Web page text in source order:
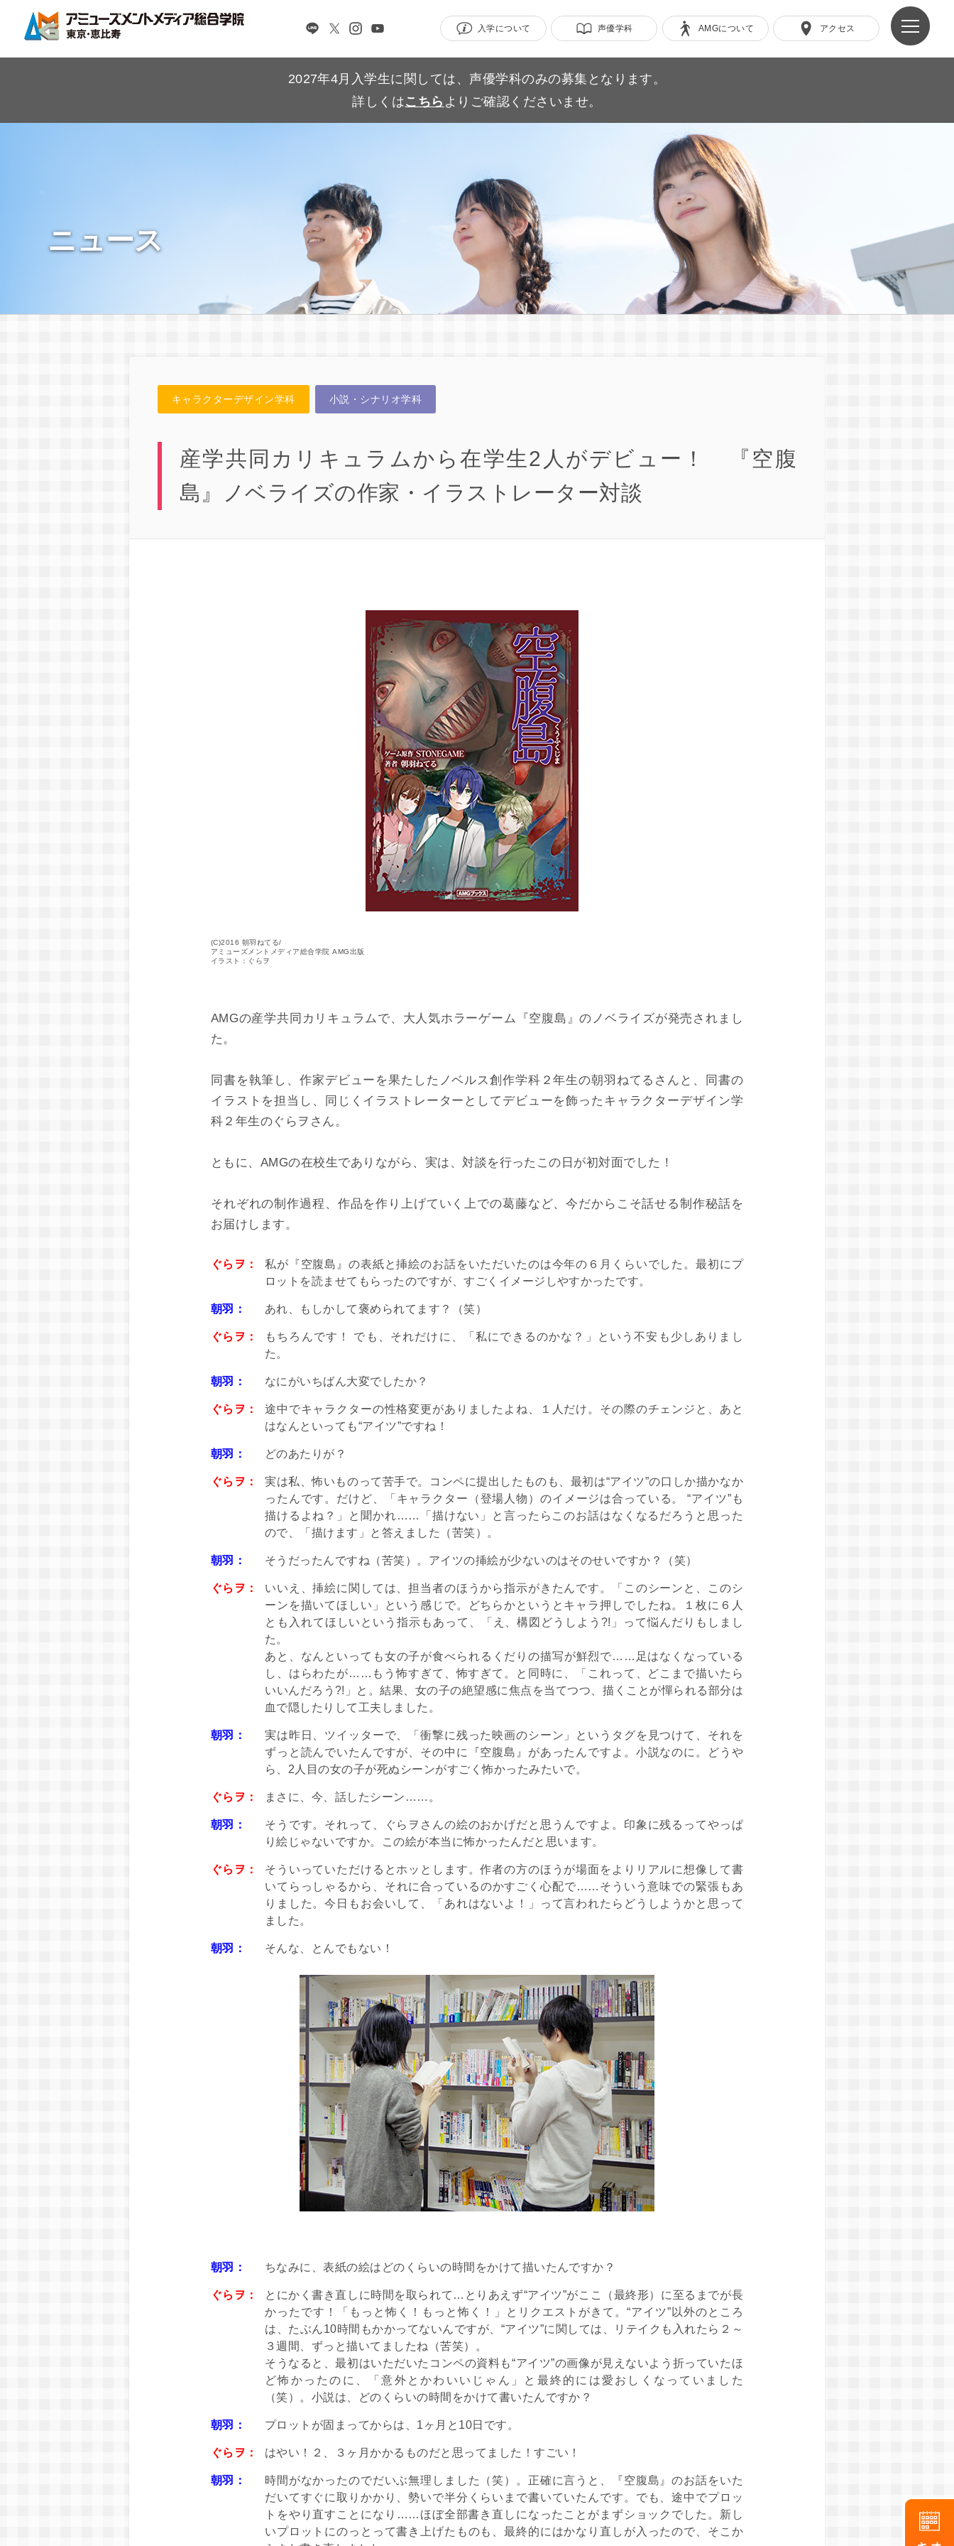
入学について 声優学科 AMGについて アクセス
2027年4月入学生に関しては、声優学科のみの募集となります。
詳しくはこちら よりご確認くださいませ。
ニュース
キャラクターデザイン学科 小説・シナリオ学科
産学共同カリキュラムから在学生2人がデビュー！ 『空腹
島』ノベライズの作家・イラストレーター対談
(C)2016 朝羽ねてる/
アミューズメントメディア総合学院 AMG出版
イラスト：ぐらヲ
AMGの産学共同カリキュラムで、大人気ホラーゲーム『空腹島』のノベライズが発売されまし
た。
同書を執筆し、作家デビューを果たしたノベルス創作学科２年生の朝羽ねてるさんと、同書の
イラストを担当し、同じくイラストレーターとしてデビューを飾ったキャラクターデザイン学
科２年生のぐらヲさん。
ともに、AMGの在校生でありながら、実は、対談を行ったこの日が初対面でした！
それぞれの制作過程、作品を作り上げていく上での葛藤など、今だからこそ話せる制作秘話を
お届けします。
ぐらヲ：
私が『空腹島』の表紙と挿絵のお話をいただいたのは今年の６月くらいでした。最初にプ
ロットを読ませてもらったのですが、すごくイメージしやすかったです。
朝羽： あれ、もしかして褒められてます？（笑）
ぐらヲ：
もちろんです！ でも、それだけに、「私にできるのかな？」という不安も少しありまし
た。
朝羽： なにがいちばん大変でしたか？
ぐらヲ：
途中でキャラクターの性格変更がありましたよね、１人だけ。その際のチェンジと、あと
はなんといっても“アイツ”ですね！
朝羽： どのあたりが？
ぐらヲ：
実は私、怖いものって苦手で。コンペに提出したものも、最初は“アイツ”の口しか描かなか
ったんです。だけど、「キャラクター（登場人物）のイメージは合っている。 “アイツ”も
描けるよね？」と聞かれ……「描けない」と言ったらこのお話はなくなるだろうと思った
ので、「描けます」と答えました（苦笑）。
朝羽： そうだったんですね（苦笑）。アイツの挿絵が少ないのはそのせいですか？（笑）
ぐらヲ：
いいえ、挿絵に関しては、担当者のほうから指示がきたんです。「このシーンと、このシ
ーンを描いてほしい」という感じで。どちらかというとキャラ押しでしたね。１枚に６人
とも入れてほしいという指示もあって、「え、構図どうしよう?!」って悩んだりもしまし
た。
あと、なんといっても女の子が食べられるくだりの描写が鮮烈で……足はなくなっている
し、はらわたが……もう怖すぎて、怖すぎて。と同時に、「これって、どこまで描いたら
いいんだろう?!」と。結果、女の子の絶望感に焦点を当てつつ、描くことが憚られる部分は
血で隠したりして工夫しました。
朝羽：
実は昨日、ツイッターで、「衝撃に残った映画のシーン」というタグを見つけて、それを
ずっと読んでいたんですが、その中に『空腹島』があったんですよ。小説なのに。どうや
ら、2人目の女の子が死ぬシーンがすごく怖かったみたいで。
ぐらヲ： まさに、今、話したシーン……。
朝羽：
そうです。それって、ぐらヲさんの絵のおかげだと思うんですよ。印象に残るってやっぱ
り絵じゃないですか。この絵が本当に怖かったんだと思います。
ぐらヲ：
そういっていただけるとホッとします。作者の方のほうが場面をよりリアルに想像して書
いてらっしゃるから、それに合っているのかすごく心配で……そういう意味での緊張もあ
りました。今日もお会いして、「あれはないよ！」って言われたらどうしようかと思って
ました。
朝羽： そんな、とんでもない！
朝羽： ちなみに、表紙の絵はどのくらいの時間をかけて描いたんですか？
ぐらヲ：
とにかく書き直しに時間を取られて…とりあえず“アイツ”がここ（最終形）に至るまでが長
かったです！「もっと怖く！もっと怖く！」とリクエストがきて。“アイツ”以外のところ
は、たぶん10時間もかかってないんですが、“アイツ”に関しては、リテイクも入れたら２～
３週間、ずっと描いてましたね（苦笑）。
そうなると、最初はいただいたコンペの資料も“アイツ”の画像が見えないよう折っていたほ
ど怖かったのに、「意外とかわいいじゃん」と最終的には愛おしくなっていました
（笑）。小説は、どのくらいの時間をかけて書いたんですか？
朝羽： プロットが固まってからは、1ヶ月と10日です。
ぐらヲ： はやい！２、３ヶ月かかるものだと思ってました！すごい！
朝羽：
時間がなかったのでだいぶ無理しました（笑）。正確に言うと、『空腹島』のお話をいた
だいてすぐに取りかかり、勢いで半分くらいまで書いていたんです。でも、途中でプロッ
トをやり直すことになり……ほぼ全部書き直しになったことがまずショックでした。新し
いプロットにのっとって書き上げたものも、最終的にはかなり直しが入ったので、そこか